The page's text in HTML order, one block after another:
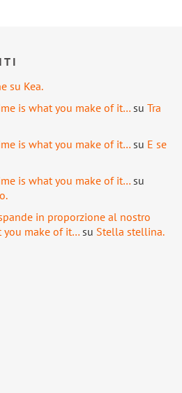
su Kea.
is what you make of it… su Tra
is what you make of it… su E se
is what you make of it… su
in proporzione al nostro
you make of it… su Stella stellina.